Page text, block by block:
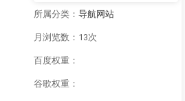
所属分类： 导航网站
月浏览数：13次
百度权重：
谷歌权重：